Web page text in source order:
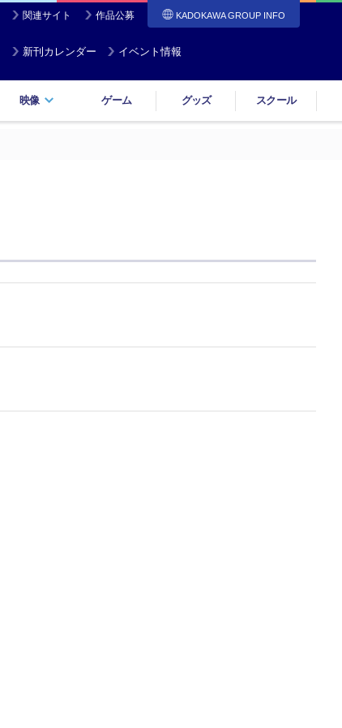
関連サイト 作品公募 KADOKAWA GROUP INFO
新刊カレンダー イベント情報
映像 ゲーム グッズ スクール